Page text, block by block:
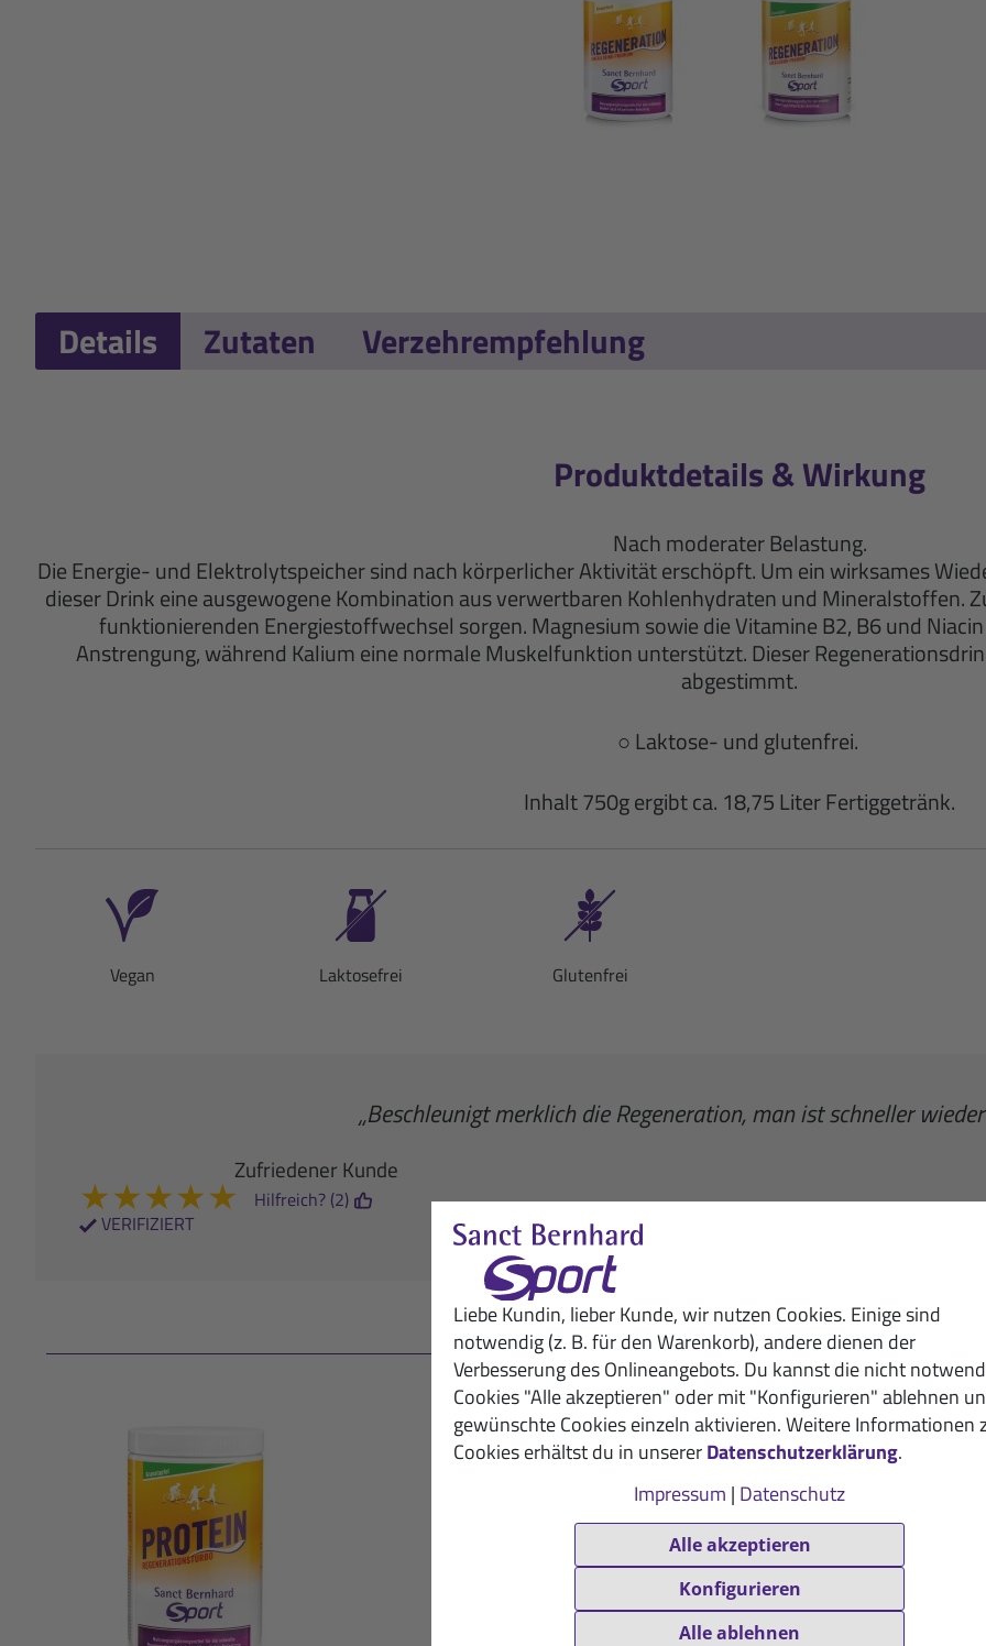
Liebe Kundin, lieber Kunde, wir nutzen Cookies. Einige sind
notwendig (z. B. für den Warenkorb), andere dienen der
Verbesserung des Onlineangebots. Du kannst die nicht
Cookies "Alle akzeptieren" oder mit "Konfigurieren" ablehnen
gewünschte Cookies einzeln aktivieren. Weitere Informationen
Cookies erhältst du in unsererDatenschutzerklärung.
Impressum | Datenschutz
Alle akzeptieren
Konfigurieren
Alle ablehnen
Details Zutaten Verzehrempfehlung
Produktdetails & Wirkung
Nach moderater Belastung.
Die Energie- und Elektrolytspeicher sind nach körperlicher Aktivität erschöpft.Um ein wirksames
dieser Drink eine ausgewogene Kombination aus verwertbaren Kohlenhydraten und Mineralstoffen.
funktionierenden Energiestoffwechsel sorgen. Magnesium sowie die Vitamine B2, B6 und
Anstrengung, während Kalium eine normale Muskelfunktion unterstützt. Dieser
abgestimmt.
○ Laktose- und glutenfrei.
Inhalt 750g ergibt ca. 18,75 Liter Fertiggetränk.
Vegan Laktosefrei Glutenfrei
„Beschleunigt merklich die Regeneration, man ist schneller
Zufriedener Kunde
★★★★★
VERIFIZIERT
Hilfreich? (2)
Verwandte Artikel